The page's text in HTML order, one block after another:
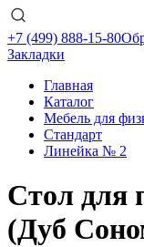
+7 (499) 888-15-80
Закладки
Главная
Каталог
Мебель для
Стандарт
Линейка № 2
Стол для
(Дуб